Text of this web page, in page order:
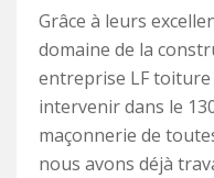
Grâce à leurs
domaine de la
entreprise LF
intervenir dans le
maçonnerie de
nous avons déjà